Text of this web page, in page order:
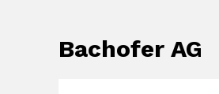
Bachofer AG